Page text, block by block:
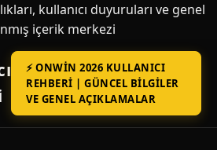
kullanıcı duyuruları ve genel
içerik merkezi
⚡ ONWIN 2026 KULLANICI
REHBERI | GÜNCEL BILGILER
VE GENEL AÇIKLAMALAR